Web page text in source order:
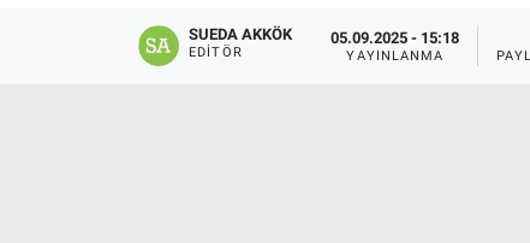
SUEDA AKKÖK
EDITÖR
05.09.2025 - 15:18
YAYINLANMA